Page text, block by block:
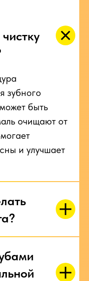
зубного
быть
очищают от
и улучшает